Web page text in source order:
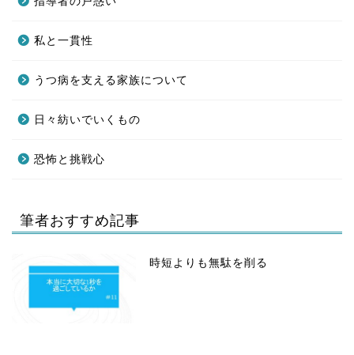
私と一貫性
うつ病を支える家族について
日々紡いでいくもの
恐怖と挑戦心
筆者おすすめ記事
時短よりも無駄を削る